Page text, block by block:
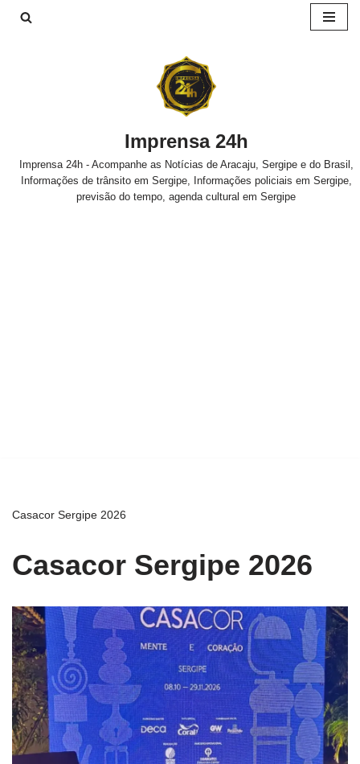
Imprensa 24h
Imprensa 24h - Acompanhe as Notícias de Aracaju, Sergipe e do Brasil,
Informações de trânsito em Sergipe, Informações policiais em Sergipe,
previsão do tempo, agenda cultural em Sergipe
Casacor Sergipe 2026
Casacor Sergipe 2026